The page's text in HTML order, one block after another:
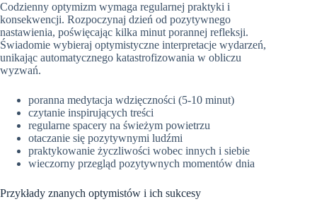
Codzienny optymizm wymaga regularnej praktyki i
konsekwencji. Rozpoczynaj dzień od pozytywnego
nastawienia, poświęcając kilka minut porannej refleksji.
Świadomie wybieraj optymistyczne interpretacje wydarzeń,
unikając automatycznego katastrofizowania w obliczu
wyzwań.
poranna medytacja wdzięczności (5-10 minut)
czytanie inspirujących treści
regularne spacery na świeżym powietrzu
otaczanie się pozytywnymi ludźmi
praktykowanie życzliwości wobec innych i siebie
wieczorny przegląd pozytywnych momentów dnia
Przykłady znanych optymistów i ich sukcesy